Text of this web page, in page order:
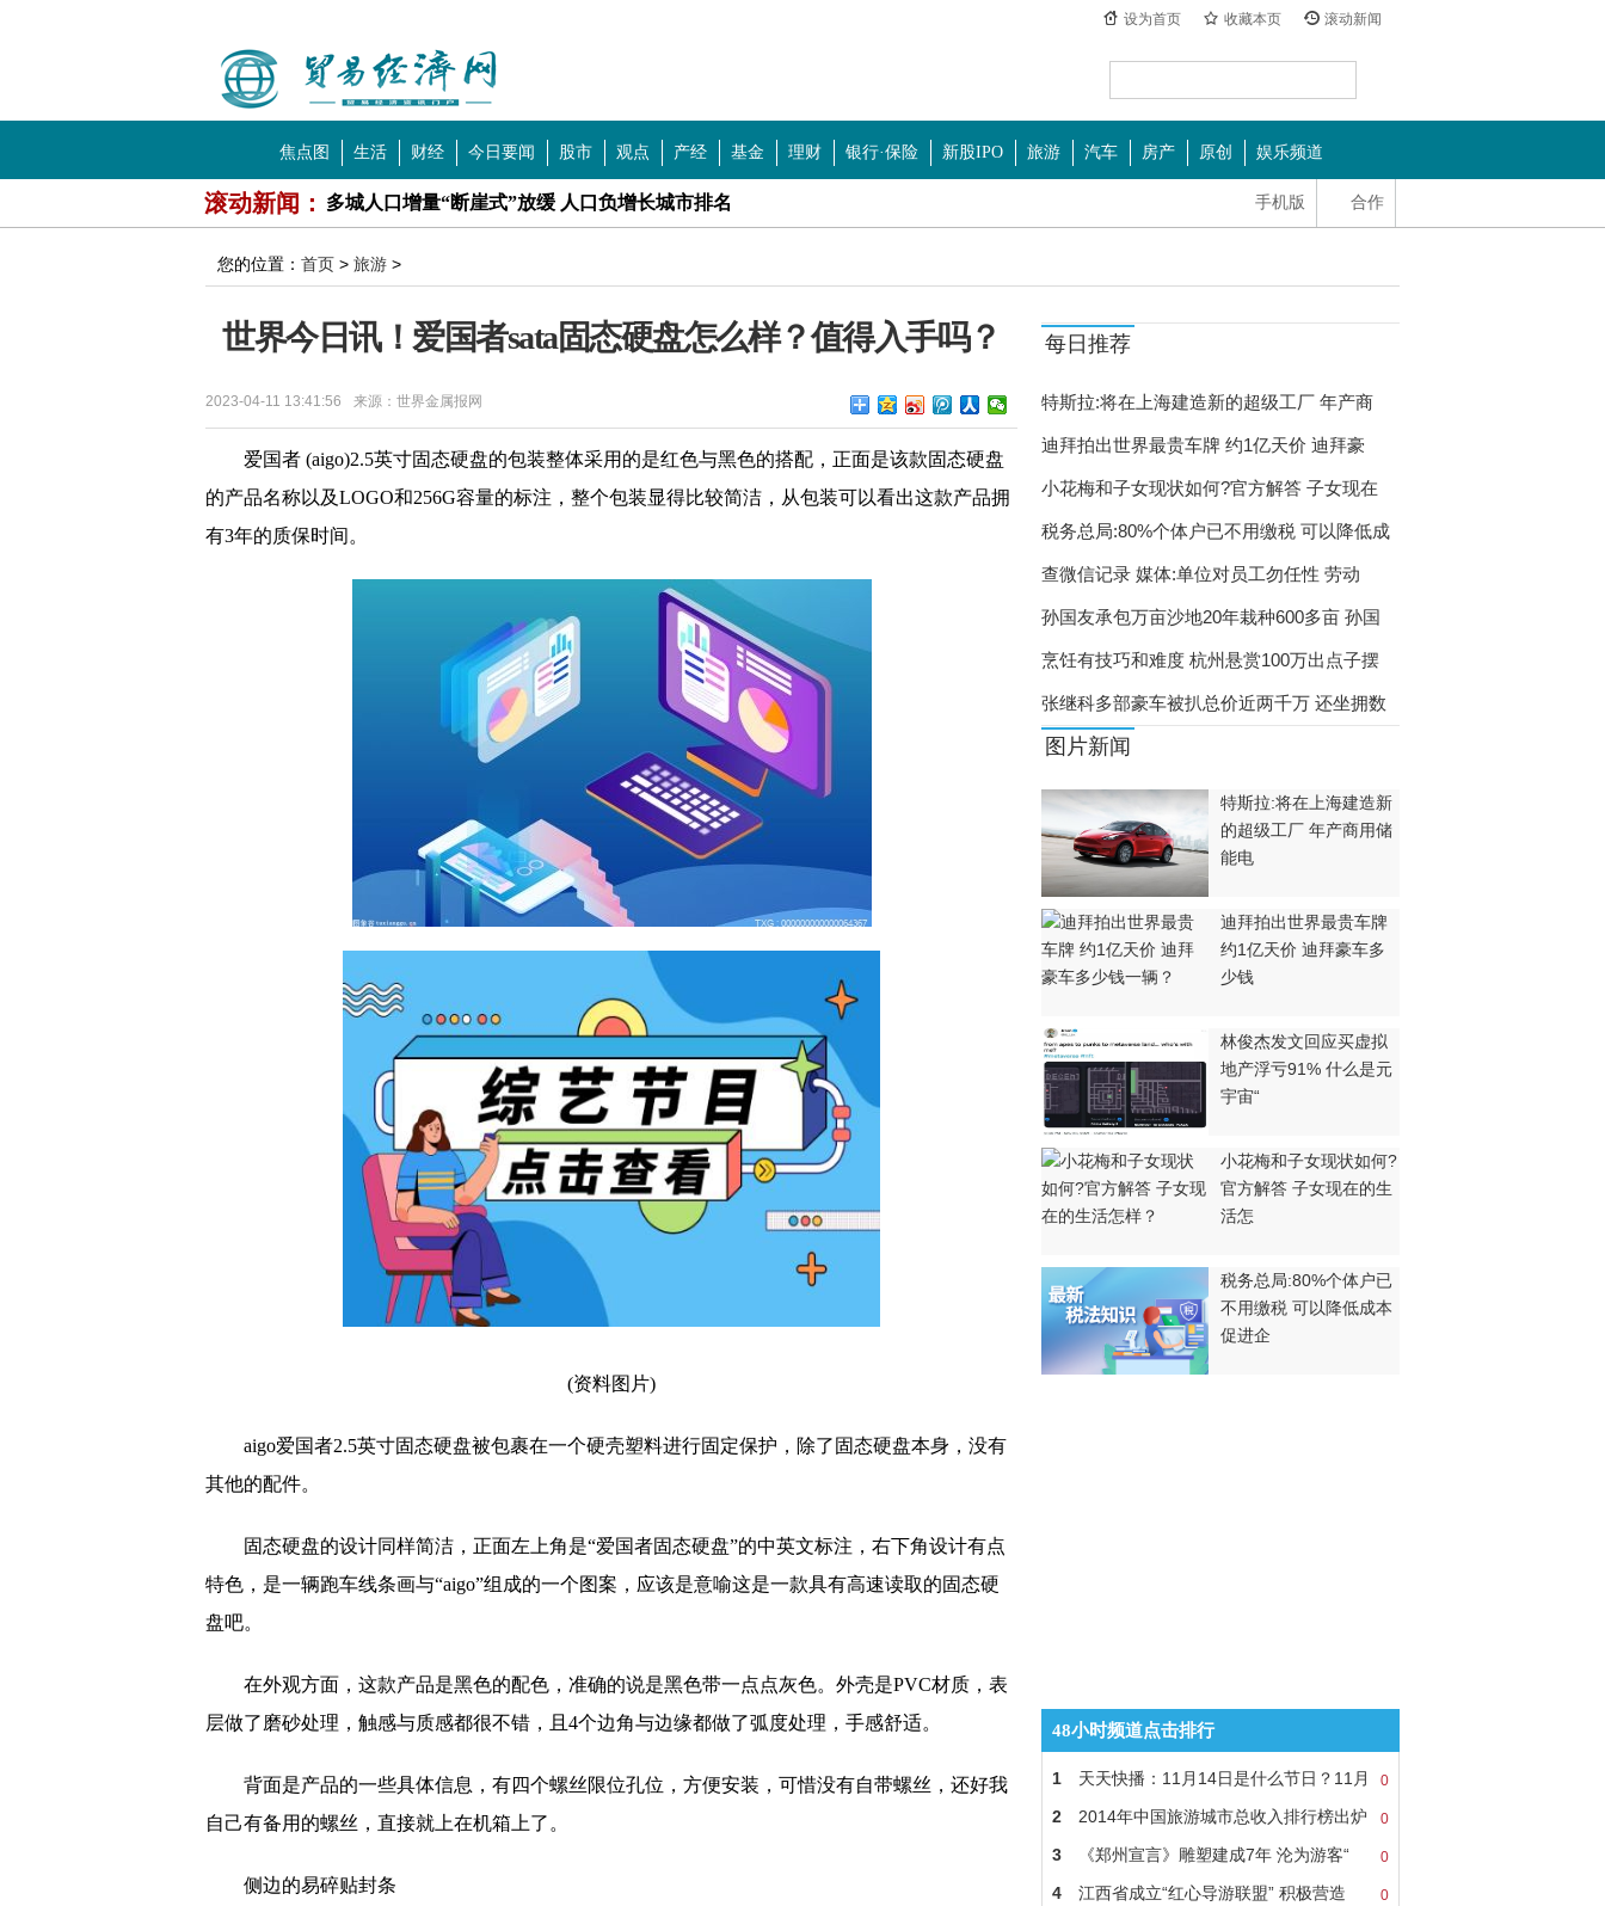
设为首页 收藏本页 滚动新闻
焦点图 生活 财经 今日要闻 股市 观点 产经 基金 理财 银行·保险 新股IPO 旅游 汽车 房产 原创 娱乐频道
科技 教育
滚动新闻：
多城人口增量“断崖式”放缓 人口负增长城市排名
民宿回应五一价格翻十倍:先挂着 五一你还会住民宿吗？
小红书出版物含危害公德内容被罚 违禁书籍怎么处罚？
大量张继科周边被粉丝甩卖 张继科事情又爆猛料了？
全球糖市产量缩减预期等 白糖价格创五年新高
媒体:张继科这次很难全身而退 是一个严肃的公共法律事件？
陈睿曾称哔哩哔哩像社区物业 如何评价哔哩哔哩董事长陈睿？
这款治甲流药物降价超80% 治疗甲流的特效药有哪些？
利用密码任意调制计量单位 揭成都夜市鬼秤套路
合作
手机版
您的位置： 首页 > 旅游 >
世界今日讯！爱国者sata固态硬盘怎么样？值得入手吗？
2023-04-11 13:41:56 来源：世界金属报网
爱国者 (aigo)2.5英寸固态硬盘的包装整体采用的是红色与黑色的搭配，正面是该款固态硬盘
的产品名称以及LOGO和256G容量的标注，整个包装显得比较简洁，从包装可以看出这款产品拥
有3年的质保时间。
(资料图片)
aigo爱国者2.5英寸固态硬盘被包裹在一个硬壳塑料进行固定保护，除了固态硬盘本身，没有
其他的配件。
固态硬盘的设计同样简洁，正面左上角是“爱国者固态硬盘”的中英文标注，右下角设计有点
特色，是一辆跑车线条画与“aigo”组成的一个图案，应该是意喻这是一款具有高速读取的固态硬
盘吧。
在外观方面，这款产品是黑色的配色，准确的说是黑色带一点点灰色。外壳是PVC材质，表
层做了磨砂处理，触感与质感都很不错，且4个边角与边缘都做了弧度处理，手感舒适。
背面是产品的一些具体信息，有四个螺丝限位孔位，方便安装，可惜没有自带螺丝，还好我
自己有备用的螺丝，直接就上在机箱上了。
侧边的易碎贴封条
每日推荐
特斯拉:将在上海建造新的超级工厂 年产商
迪拜拍出世界最贵车牌 约1亿天价 迪拜豪
小花梅和子女现状如何?官方解答 子女现在
税务总局:80%个体户已不用缴税 可以降低成
查微信记录 媒体:单位对员工勿任性 劳动
孙国友承包万亩沙地20年栽种600多亩 孙国
烹饪有技巧和难度 杭州悬赏100万出点子摆
张继科多部豪车被扒总价近两千万 还坐拥数
图片新闻
特斯拉:将在上海建造新
的超级工厂 年产商用储
能电
迪拜拍出世界最贵车牌
约1亿天价 迪拜豪车多
少钱
林俊杰发文回应买虚拟
地产浮亏91% 什么是元
宇宙“
小花梅和子女现状如何?
官方解答 子女现在的生
活怎
税务总局:80%个体户已
不用缴税 可以降低成本
促进企
48小时频道点击排行
0
1
天天快播：11月14日是什么节日？11月
14
0
2 2014年中国旅游城市总收入排行榜出炉
0
3 《郑州宣言》雕塑建成7年 沦为游客“
0
4 江西省成立“红心导游联盟” 积极营造